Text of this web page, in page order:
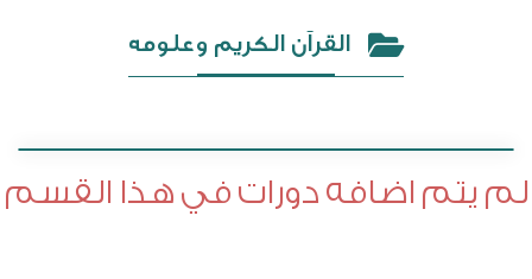
القرآن الكريم وعلومه
الرسم والأعمال اليدوية
لم يتم اضافه دورات في هذا القسم